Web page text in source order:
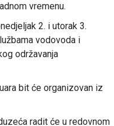
vremenu.
2. i utorak 3.
vodovoda i
održavanja
bit će organizovan iz
radit će u redovnom